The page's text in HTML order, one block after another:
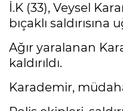
İ.K (33), Veysel
bıçaklı saldırısına
Ağır yaralanan
kaldırıldı.
Karademir,